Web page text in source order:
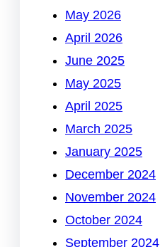
May 2026
April 2026
June 2025
May 2025
April 2025
March 2025
January 2025
December 2024
November 2024
October 2024
September 2024